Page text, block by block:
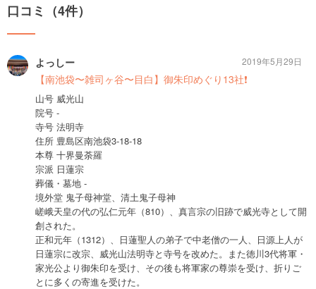
口コミ（4件）
よっしー
【南池袋〜雑司ヶ谷〜目白】御朱印めぐり13社❗️
山号 威光山
院号 -
寺号 法明寺
住所 豊島区南池袋3-18-18
本尊 十界曼荼羅
宗派 日蓮宗
葬儀・墓地 -
境外堂 鬼子母神堂、清土鬼子母神
嵯峨天皇の代の弘仁元年（810）、真言宗の旧跡で威光寺として開
創された。
正和元年（1312）、日蓮聖人の弟子で中老僧の一人、日源上人が
日蓮宗に改宗、威光山法明寺と寺号を改めた。また徳川3代将軍・
家光公より御朱印を受け、その後も将軍家の尊崇を受け、折りご
とに多くの寄進を受けた。
2019年5月29日